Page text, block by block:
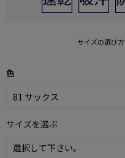
サイズの選び方
色
サイズを選ぶ